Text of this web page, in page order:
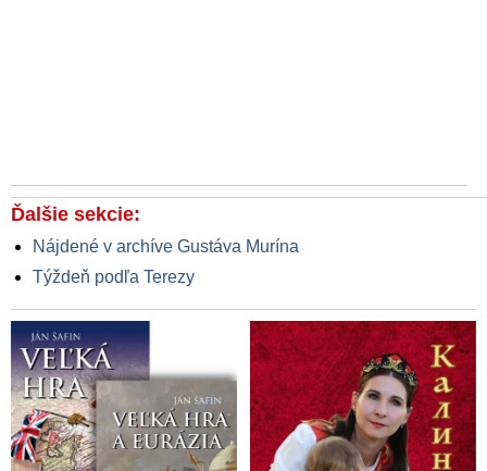
Ďalšie sekcie:
Nájdené v archíve Gustáva Murína
Týždeň podľa Terezy